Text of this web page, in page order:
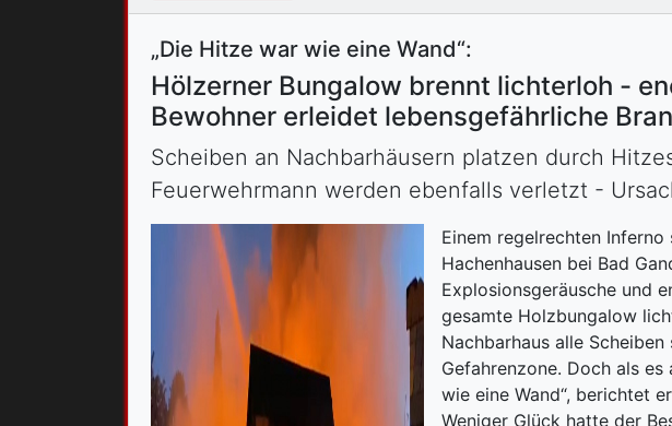
„Die Hitze war wie eine Wand“:
Hölzerner Bungalow brennt lichterloh -
Bewohner erleidet lebensgefährliche
Scheiben an Nachbarhäusern platzen durch
Feuerwehrmann werden ebenfalls verletzt -
Einem regelrechten
Hachenhausen bei Bad
Explosionsgeräusche und
gesamte Holzbungalow
Nachbarhaus alle
Gefahrenzone. Doch als
wie eine Wand“, berichtet
Weniger Glück hatte der